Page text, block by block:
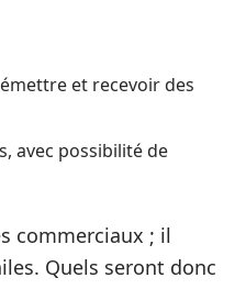
et recevoir des
avec possibilité de
commerciaux ; il
Quels seront donc